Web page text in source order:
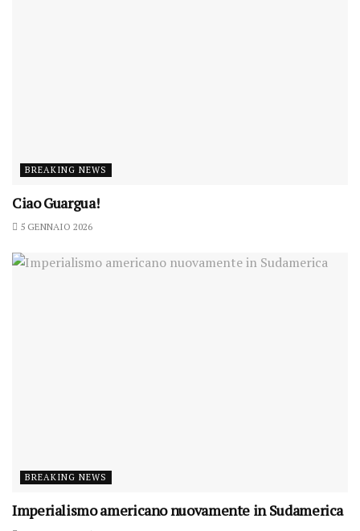
BREAKING NEWS
Ciao Guargua!
5 GENNAIO 2026
BREAKING NEWS
Imperialismo americano nuovamente in Sudamerica